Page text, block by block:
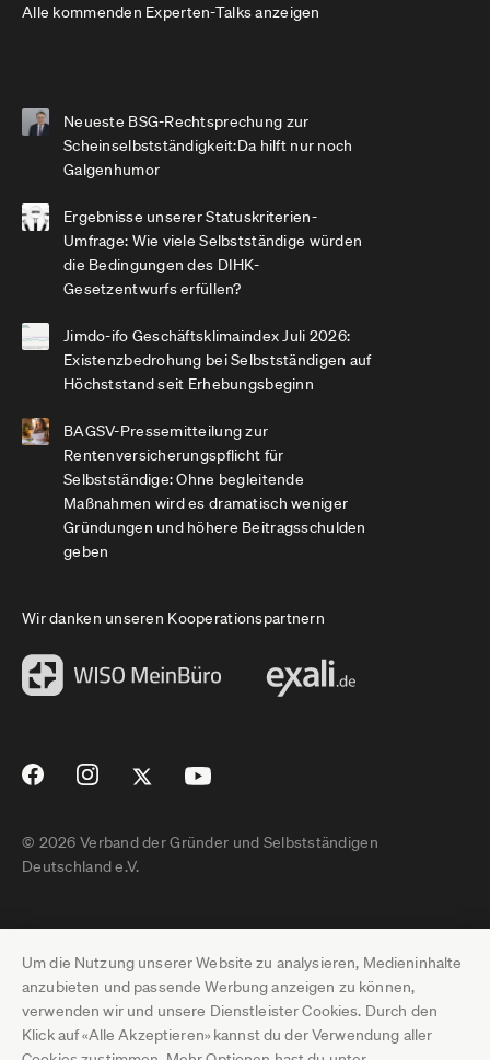
Um die Nutzung unserer Website zu analysieren, Medieninhalte
anzubieten und passende Werbung anzeigen zu können,
verwenden wir und unsere Dienstleister Cookies. Durch den
Klick auf «Alle Akzeptieren» kannst du der Verwendung aller
Alle kommenden Experten-Talks anzeigen
Neueste BSG-Rechtsprechung zur
Scheinselbstständigkeit:Da hilft nur noch
Galgenhumor
Ergebnisse unserer Statuskriterien-
Umfrage: Wie viele Selbstständige würden
die Bedingungen des DIHK-
Gesetzentwurfs erfüllen?
Jimdo-ifo Geschäftsklimaindex Juli 2026:
Existenzbedrohung bei Selbstständigen auf
Höchststand seit Erhebungsbeginn
BAGSV-Pressemitteilung zur
Rentenversicherungspflicht für
Selbstständige: Ohne begleitende
Maßnahmen wird es dramatisch weniger
Gründungen und höhere Beitragsschulden
geben
Wir danken unseren Kooperationspartnern
© 2026 Verband der Gründer und Selbstständigen
Deutschland e.V.
Impressum
Datenschutz
Pressebereich